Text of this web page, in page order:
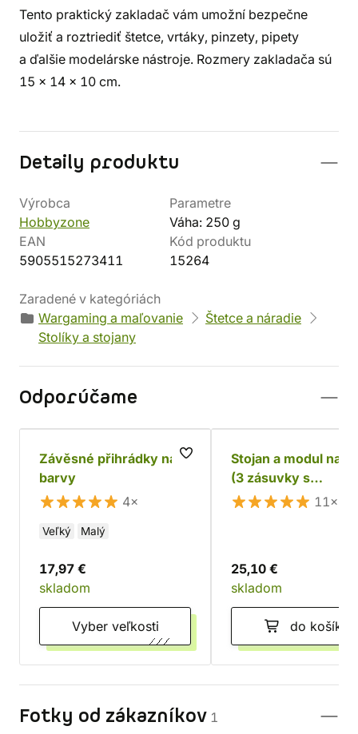
Tento praktický zakladač vám umožní bezpečne
uložiť a roztriediť štetce, vrtáky, pinzety, pipety
a ďalšie modelárske nástroje. Rozmery zakladača sú
15 x 14 x 10 cm.
Detaily produktu
Výrobca
Hobbyzone
Parametre
Váha: 250 g
EAN
5905515273411
Kód produktu
15264
Zaradené v kategóriách
Wargaming a maľovanie
Štetce a náradie
Stolíky a stojany
Odporúčame
Závěsné přihrádky na
barvy
4×
Veľký Malý
17,97 €
skladom
Vyber veľkosti
Stojan a modul na
(3 zásuvky s
oddeľovačmi)11×
25,10 €
skladom
do košíka
Fotky od zákazníkov 1